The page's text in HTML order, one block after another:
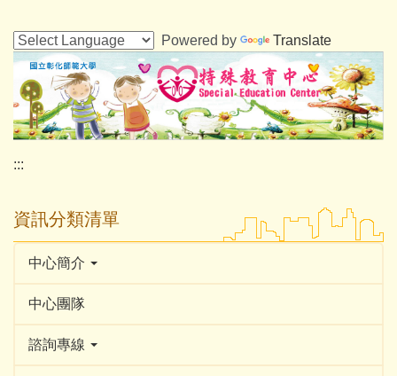
到
主
內
容
區
Powered by Translate
:::
資訊分類清單
中心簡介
中心團隊
諮詢專線